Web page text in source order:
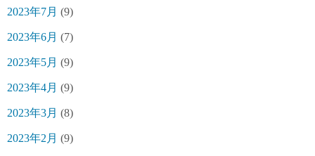
2023年7月 (9)
2023年6月 (7)
2023年5月 (9)
2023年4月 (9)
2023年3月 (8)
2023年2月 (9)